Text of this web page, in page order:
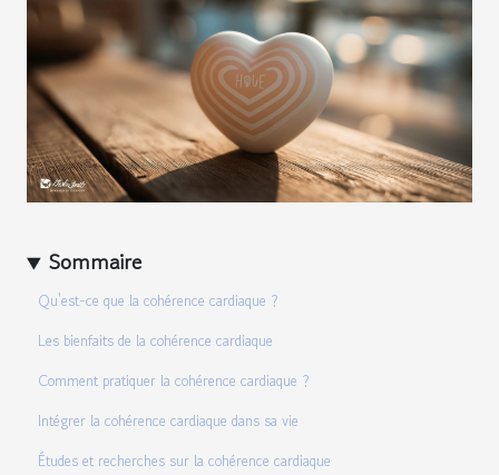
Sommaire
Qu'est-ce que la cohérence cardiaque ?
Les bienfaits de la cohérence cardiaque
Comment pratiquer la cohérence cardiaque ?
Intégrer la cohérence cardiaque dans sa vie
Études et recherches sur la cohérence cardiaque